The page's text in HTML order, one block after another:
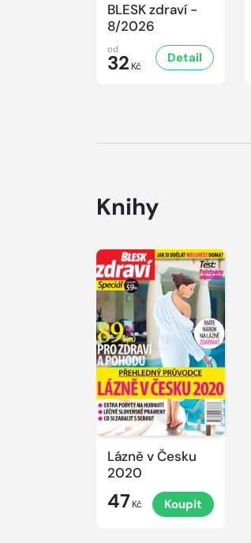
BLESK zdraví -
8/2026
od
32 Kč
Detail
Knihy
Lázně v Česku
2020
47 Kč Koupit